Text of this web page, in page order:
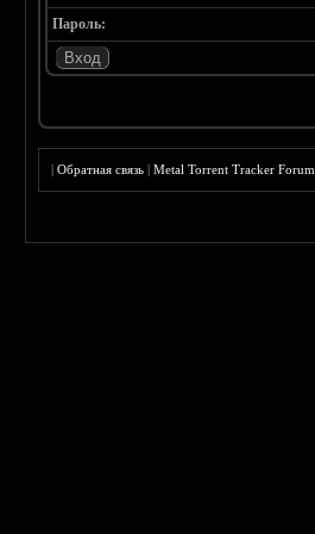
Пароль:
|Обратная связь |Metal Torrent Tracker Forum